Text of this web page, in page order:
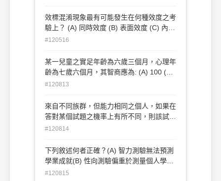
效標混淆現象最有可能發生在何種效度之考
驗上？ (A) 同時效度 (B) 表面效度 (C) 內容
效度 (D) 外在效度
#120516
某一兒童之實足年齡為六歲三個月，心理年
齡為七歲六個月，其智商應為: (A) 100 (B)
110 (C) 120 (D) 130
#120813
來自不同族群，但能力相同之個人，如果在
答對某個試題之機率上有所不同，則該試題
便顯現出? (A) 試題偏差 (B) 試題鑑別度
#120814
下列敘述何者正確？(A) 智力測驗無法預測
學業成就(B) 性向測驗偏重於測量個人學習
過程(C) 智力測驗可視為單一心理歷程(D)
#120815